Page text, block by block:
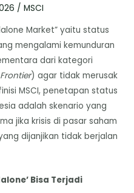
/MSCI
Market” yaitu status
mengalami kemunduran
dari kategori
) agar tidak merusak
MSCI, penetapan status
adalah skenario yang
jika krisis di pasar saham
dijanjikan tidak berjalan
Bisa Terjadi